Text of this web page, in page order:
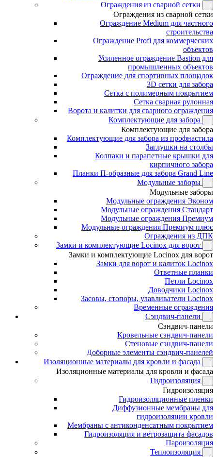
Ограждения из сварной сетки
Ограждения из сварной сетки
Ограждение Medium для частного
строительства
Ограждение Profi для коммерческих
объектов
Усиленное ограждение Bastion для
промышленных объектов
Ограждение для спортивных площадок
3D сетки для забора
Сетка с полимерным покрытием
Сетка сварная рулонная
Ворота и калитки для сварного ограждения
Комплектующие для забора
Комплектующие для забора
Комплектующие для забора из профнастила
Заглушки на столбы
Колпаки и парапетные крышки для
кирпичного забора
Планки П-образные для забора Grand Line
Модульные заборы
Модульные заборы
Модульные ограждения Эконом
Модульные ограждения Стандарт
Модульные ограждения Премиум
Модульные ограждения Премиум плюс
Ограждения из ДПК
Замки и комплектующие Locinox для ворот
Замки и комплектующие Locinox для ворот
Замки для ворот и калиток Locinox
Ответные планки
Петли Locinox
Доводчики Locinox
Засовы, стопоры, улавливатели Locinox
Временные ограждения
Сэндвич-панели
Сэндвич-панели
Кровельные сэндвич-панели
Стеновые сэндвич-панели
Доборные элементы сэндвич-панелей
Изоляционные материалы для кровли и фасада
Изоляционные материалы для кровли и фасада
Гидроизоляция
Гидроизоляция
Гидроизоляционные пленки
Диффузионные мембраны для
гидроизоляции кровли
Мембраны с антиконденсатным покрытием
Гидроизоляция и ветрозащита фасадов
Пароизоляция
Теплоизоляция